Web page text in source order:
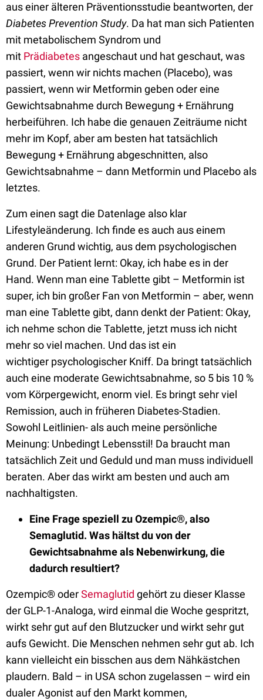
aus einer älteren Präventionsstudie beantworten, der
Diabetes Prevention Study. Da hat man sich Patienten
mit metabolischem Syndrom und
mit Prädiabetes angeschaut und hat geschaut, was
passiert, wenn wir nichts machen (Placebo), was
passiert, wenn wir Metformin geben oder eine
Gewichtsabnahme durch Bewegung + Ernährung
herbeiführen. Ich habe die genauen Zeiträume nicht
mehr im Kopf, aber am besten hat tatsächlich
Bewegung + Ernährung abgeschnitten, also
Gewichtsabnahme – dann Metformin und Placebo als
letztes.
Zum einen sagt die Datenlage also klar
Lifestyleänderung. Ich finde es auch aus einem
anderen Grund wichtig, aus dem psychologischen
Grund. Der Patient lernt: Okay, ich habe es in der
Hand. Wenn man eine Tablette gibt – Metformin ist
super, ich bin großer Fan von Metformin – aber, wenn
man eine Tablette gibt, dann denkt der Patient: Okay,
ich nehme schon die Tablette, jetzt muss ich nicht
mehr soviel machen. Und das ist ein
wichtiger psychologischer Kniff. Da bringt tatsächlich
auch eine moderate Gewichtsabnahme, so 5 bis 10 %
vom Körpergewicht, enorm viel. Es bringt sehr viel
Remission, auch in früheren Diabetes-Stadien.
Sowohl Leitlinien- als auch meine persönliche
Meinung: Unbedingt Lebensstil! Da braucht man
tatsächlich Zeit und Geduld und man muss individuell
beraten. Aber das wirkt am besten und auch am
nachhaltigsten.
Eine Frage speziell zu Ozempic®, also
Semaglutid. Was hältst du von der
Gewichtsabnahme als Nebenwirkung, die
dadurch resultiert?
Ozempic® oderSemaglutid gehört zu dieser Klasse
der GLP-1-Analoga, wird einmal die Woche gespritzt,
wirkt sehrgut auf den Blutzucker und wirkt sehr gut
aufs Gewicht. Die Menschen nehmen sehr gut ab. Ich
kann vielleicht ein bisschen aus dem Nähkästchen
plaudern. Bald – in USA schon zugelassen – wird ein
dualer Agonist auf den Markt kommen,